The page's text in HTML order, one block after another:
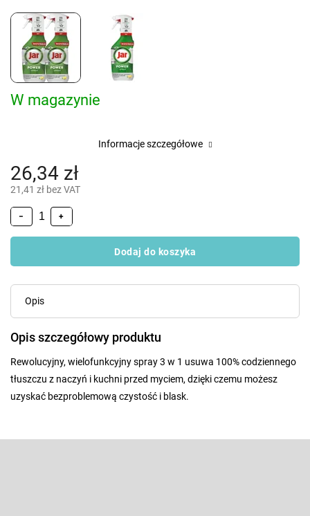
26,34 zł
21,41 zł bez VAT
W magazynie
+
−
Dodaj do koszyka
Informacje szczegółowe
Opis
Opis szczegółowy produktu
Rewolucyjny, wielofunkcyjny spray 3 w 1 usuwa 100% codziennego
tłuszczu z naczyń i kuchni przed myciem, dzięki czemu możesz
uzyskać bezproblemową czystość i blask.